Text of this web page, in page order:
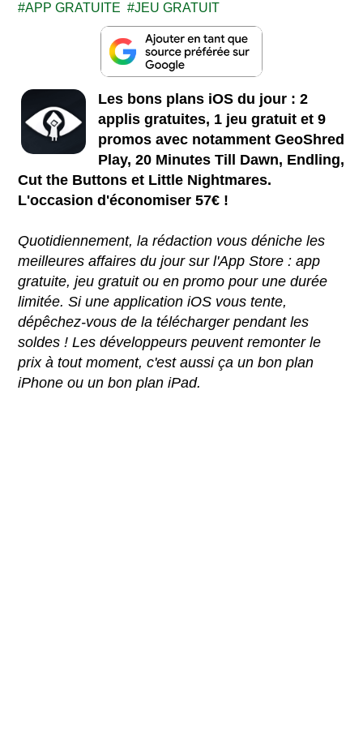
APP GRATUITE JEU GRATUIT
Les bons plans iOS du jour : 2
applis gratuites, 1 jeu gratuit et 9
promos avec notamment GeoShred
Play, 20 Minutes Till Dawn, Endling,
Cut the Buttons et Little Nightmares.
L'occasion d'économiser 57€ !
Quotidiennement, la rédaction vous déniche les
meilleures affaires du jour sur l'App Store : app
gratuite, jeu gratuit ou en promo pour une durée
limitée. Si une application iOS vous tente,
dépêchez-vous de la télécharger pendant les
soldes ! Les développeurs peuvent remonter le
prix à tout moment, c'est aussi ça un bon plan
iPhone ou un bon plan iPad.